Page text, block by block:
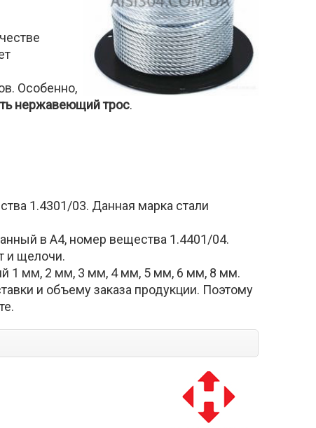
Особенно,
нержавеющий трос.
1.4301/03. Данная марка стали
в А4, номер вещества 1.4401/04.
и щелочи.
1 мм, 2 мм, 3 мм, 4 мм, 5 мм, 6 мм, 8 мм.
и объему заказа продукции. Поэтому